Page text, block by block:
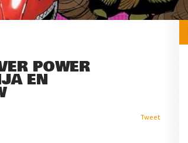
POWER
EN
Tweet